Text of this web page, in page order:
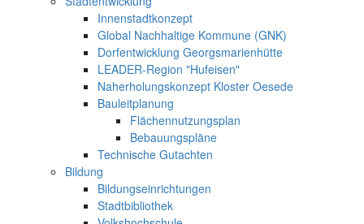
Innenstadtkonzept
Global Nachhaltige Kommune (GNK)
Dorfentwicklung Georgsmarienhütte
LEADER-Region "Hufeisen"
Naherholungskonzept Kloster Oesede
Bauleitplanung
Flächennutzungsplan
Bebauungspläne
Technische Gutachten
Bildung
Bildungseinrichtungen
Stadtbibliothek